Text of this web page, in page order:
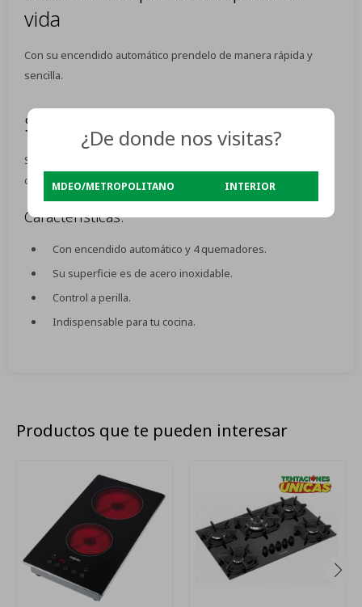
vida
Con su encendido automático prendelo de manera rápida y
sencilla.
Seguro en todo momento
Su válvula de seguridad bloquea la salida del gas, evita
cualquier pérdida y va a proteger a las personas del hogar.
Características:
Con encendido automático y 4 quemadores.
Su superficie es de acero inoxidable.
Control a perilla.
Indispensable para tu cocina.
Productos que te pueden interesar
¿De donde nos visitas?
MDEO/METROPOLITANO INTERIOR